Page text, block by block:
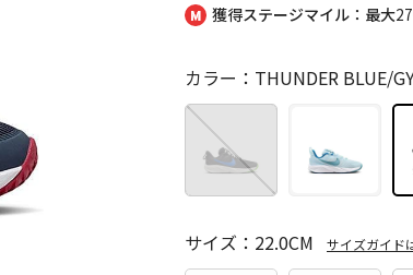
獲得ステージマイル：最大
カラー：THUNDER BLUE/
サイズ：22.0CM サイズガイド